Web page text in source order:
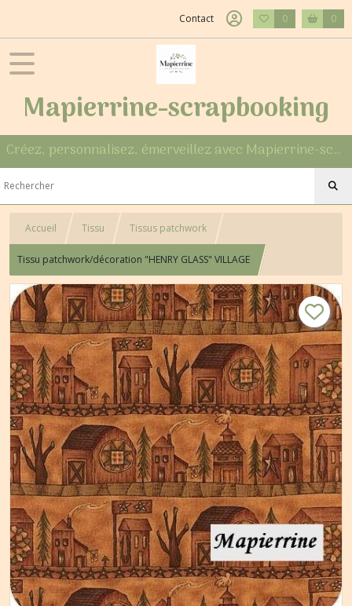
Contact 0 0
Mapierrine-scrapbooking
Créez, personnalisez, émerveillez avec Mapierrine-scrapbooking
Accueil Tissu Tissus patchwork
Tissu patchwork/décoration "HENRY GLASS" VILLAGE